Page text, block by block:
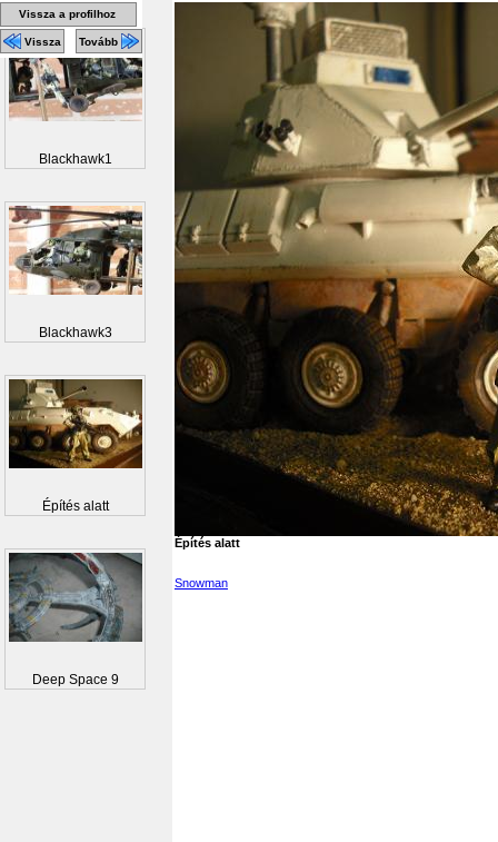
Építés alatt
Snowman
Vissza a profilhoz
Vissza Tovább
Blackhawk1
Blackhawk3
Építés alatt
Deep Space 9